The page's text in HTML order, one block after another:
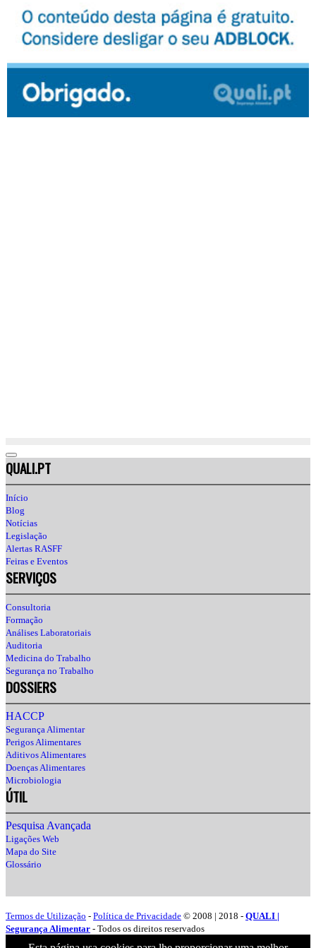
QUALI.PT
Início
Blog
Notícias
Legislação
Alertas RASFF
Feiras e Eventos
SERVIÇOS
Consultoria
Formação
Análises Laboratoriais
Auditoria
Medicina do Trabalho
Segurança no Trabalho
DOSSIERS
HACCP
Segurança Alimentar
Perigos Alimentares
Aditivos Alimentares
Doenças Alimentares
Microbiologia
ÚTIL
Pesquisa Avançada
Ligações Web
Mapa do Site
Glossário
Termos de Utilização - Política de Privacidade © 2008 | 2018 - QUALI |
Segurança Alimentar - Todos os direitos reservados